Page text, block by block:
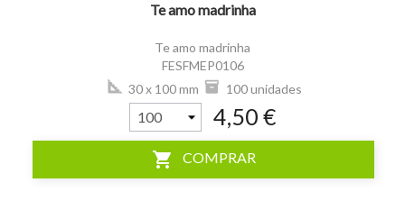
Te amo madrinha
Te amo madrinha
FESFMEP0106
30 x 100 mm
100 unidades
4,50 €
shopping_cart COMPRAR